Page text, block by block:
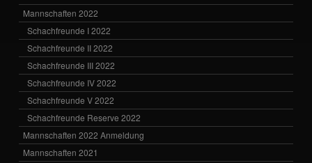
Mannschaften 2022
Schachfreunde I 2022
Schachfreunde II 2022
Schachfreunde III 2022
Schachfreunde IV 2022
Schachfreunde V 2022
Schachfreunde Reserve 2022
Mannschaften 2022 Anmeldung
Mannschaften 2021